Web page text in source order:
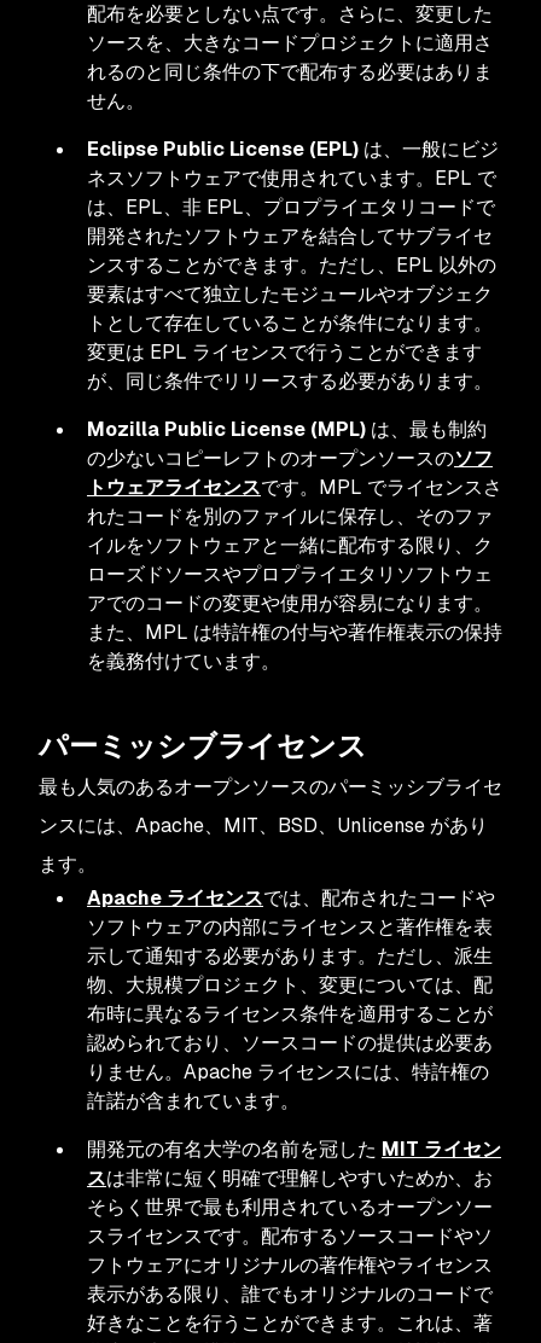
配布を必要としない点です。さらに、変更した
ソースを、大きなコードプロジェクトに適用さ
れるのと同じ条件の下で配布する必要はありま
せん。
Eclipse Public License (EPL) は、一般にビジ
ネスソフトウェアで使用されています。EPL で
は、EPL、非 EPL、プロプライエタリコードで
開発されたソフトウェアを結合してサブライセ
ンスすることができます。ただし、EPL 以外の
要素はすべて独立したモジュールやオブジェク
トとして存在していることが条件になります。
変更は EPL ライセンスで行うことができます
が、同じ条件でリリースする必要があります。
Mozilla Public License (MPL) は、最も制約
の少ないコピーレフトのオープンソースのソフ
トウェアライセンスです。MPL でライセンスさ
れたコードを別のファイルに保存し、そのファ
イルをソフトウェアと一緒に配布する限り、ク
ローズドソースやプロプライエタリソフトウェ
アでのコードの変更や使用が容易になります。
また、MPL は特許権の付与や著作権表示の保持
を義務付けています。
パーミッシブライセンス
最も人気のあるオープンソースのパーミッシブライセ
ンスには、Apache、MIT、BSD、Unlicense があり
ます。
Apache ライセンスでは、配布されたコードや
ソフトウェアの内部にライセンスと著作権を表
示して通知する必要があります。ただし、派生
物、大規模プロジェクト、変更については、配
布時に異なるライセンス条件を適用することが
認められており、ソースコードの提供は必要あ
りません。Apache ライセンスには、特許権の
許諾が含まれています。
開発元の有名大学の名前を冠した MIT ライセン
スは非常に短く明確で理解しやすいためか、お
そらく世界で最も利用されているオープンソー
スライセンスです。配布するソースコードやソ
フトウェアにオリジナルの著作権やライセンス
表示がある限り、誰でもオリジナルのコードで
好きなことを行うことができます。これは、著